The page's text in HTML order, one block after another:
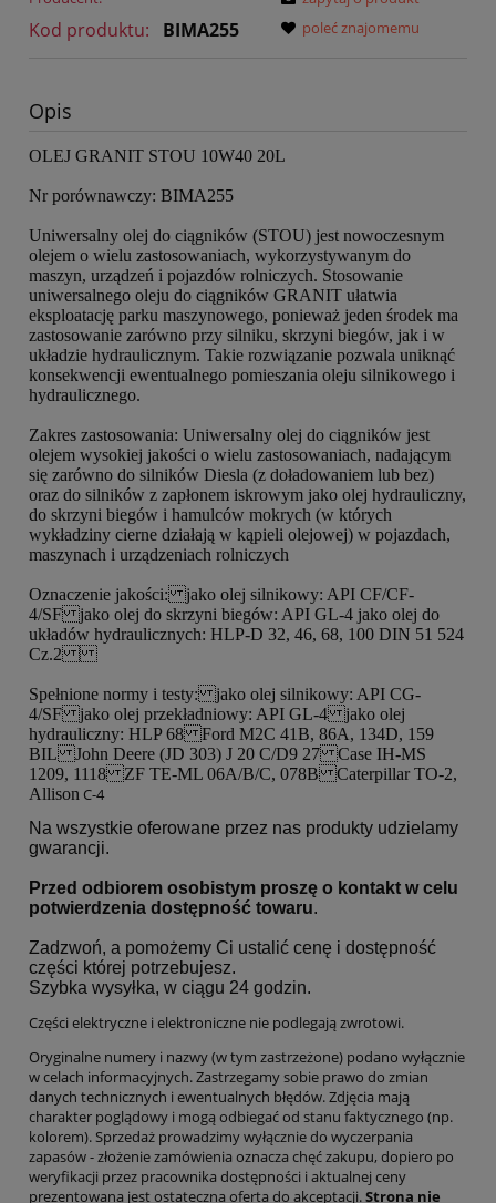
Kod produktu: BIMA255
poleć znajomemu
Opis
OLEJ GRANIT STOU 10W40 20L
Nr porównawczy: BIMA255
Uniwersalny olej do ciągników (STOU) jest nowoczesnym
olejem o wielu zastosowaniach, wykorzystywanym do
maszyn, urządzeń i pojazdów rolniczych. Stosowanie
uniwersalnego oleju do ciągników GRANIT ułatwia
eksploatację parku maszynowego, ponieważ jeden środek ma
zastosowanie zarówno przy silniku, skrzyni biegów, jak i w
układzie hydraulicznym. Takie rozwiązanie pozwala uniknąć
konsekwencji ewentualnego pomieszania oleju silnikowego i
hydraulicznego.
Zakres zastosowania: Uniwersalny olej do ciągników jest
olejem wysokiej jakości o wielu zastosowaniach, nadającym
się zarówno do silników Diesla (z doładowaniem lub bez)
oraz do silników z zapłonem iskrowym jako olej hydrauliczny,
do skrzyni biegów i hamulców mokrych (w których
wykładziny cierne działają w kąpieli olejowej) w pojazdach,
maszynach i urządzeniach rolniczych
Oznaczenie jakości: jako olej silnikowy: API CF/CF-
4/SF jako olej do skrzyni biegów: API GL-4 jako olej do
układów hydraulicznych: HLP-D 32, 46, 68, 100 DIN 51 524
Cz.2
Spełnione normy i testy: jako olej silnikowy: API CG-
4/SF jako olej przekładniowy: API GL-4 jako olej
hydrauliczny: HLP 68 Ford M2C 41B, 86A, 134D, 159
BIL John Deere (JD 303) J 20 C/D9 27 Case IH-MS
1209, 1118 ZF TE-ML 06A/B/C, 078B Caterpillar TO-2,
Allison C-4
Na wszystkie oferowane przez nas produkty udzielamy
gwarancji.
Przed odbiorem osobistym proszę o kontakt w celu
potwierdzenia dostępność towaru.
Zadzwoń, a pomożemy Ci ustalić cenę i dostępność
części której potrzebujesz.
Szybka wysyłka, w ciągu 24 godzin.
Części elektryczne i elektroniczne nie podlegają zwrotowi.
Oryginalne numery i nazwy (w tym zastrzeżone) podano wyłącznie
w celach informacyjnych. Zastrzegamy sobie prawo do zmian
danych technicznych i ewentualnych błędów. Zdjęcia mają
charakter poglądowy i mogą odbiegać od stanu faktycznego (np.
kolorem). Sprzedaż prowadzimy wyłącznie do wyczerpania
zapasów - złożenie zamówienia oznacza chęć zakupu, dopiero po
weryfikacji przez pracownika dostępności i aktualnej ceny
prezentowana jest ostateczna oferta do akceptacji.Strona nie